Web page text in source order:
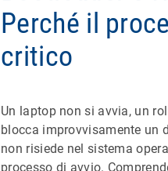
Perché il
critico
Un laptop non si avvia, un
blocca improvvisamente un
non risiede nel sistema
processo di avvio.